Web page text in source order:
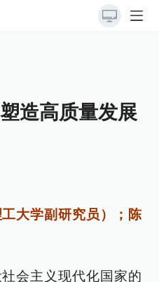
造高质量发展
大学副研究员）；陈
会主义现代化国家的